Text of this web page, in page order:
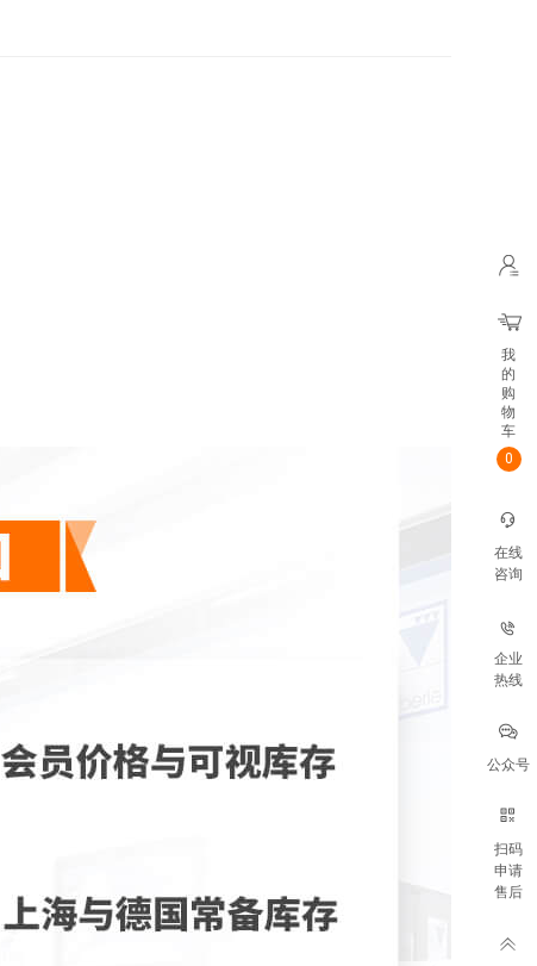
我
的
购
物
车
0
在线
咨询
企业
热线
公众号
扫码
申请
售后